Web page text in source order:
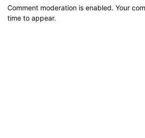
Comment moderation is enabled. Your
time to appear.